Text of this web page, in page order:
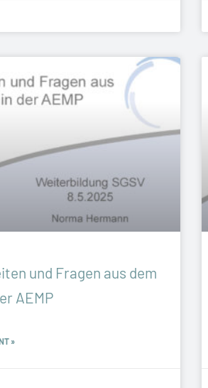
und Fragen aus dem
AEMP
»